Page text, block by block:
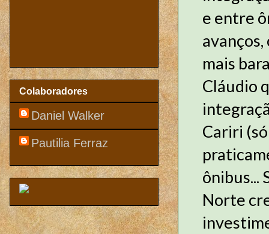
e entre
mais
Cláudio
Cariri
ônibus...
Norte
Colaboradores
Daniel Walker
Pautilia Ferraz